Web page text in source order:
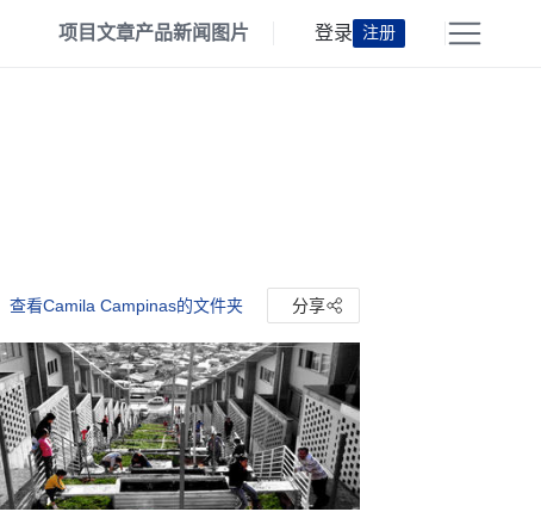
项目文章产品新闻 图片 登录 注册
查看Camila Campinas的文件夹 分享